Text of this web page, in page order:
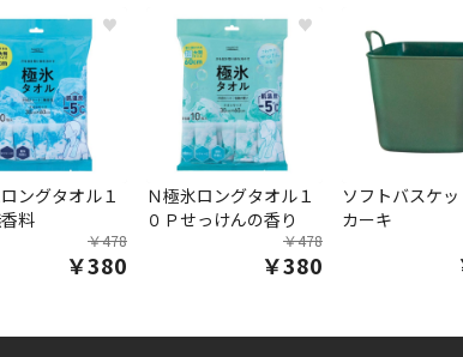
♥
ングタオル１
料
￥478
￥380
♥
Ｎ極氷ロングタオル１
０Ｐせっけんの香り
￥478
￥380
ソフトバスケッ
カーキ